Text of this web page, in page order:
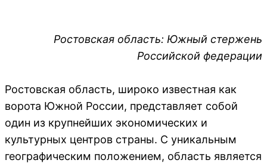
Ростовская область: Южный стержень
Российской федерации
Ростовская область, широко известная как
ворота Южной России, представляет собой
один из крупнейших экономических и
культурных центров страны. С уникальным
географическим положением, область является